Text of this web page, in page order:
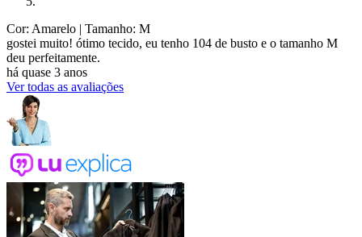
Cor: Amarelo | Tamanho: M
gostei muito! ótimo tecido, eu tenho 104 de busto e o tamanho M
deu perfeitamente.
há quase 3 anos
Ver todas as avaliações